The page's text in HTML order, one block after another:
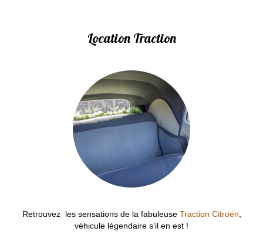
Location Traction
Retrouvez les sensations de la fabuleuse Traction Citroën,
véhicule légendaire s’il en est !